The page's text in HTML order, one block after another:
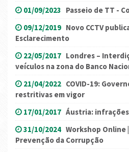
01/09/2023 Passeio de TT -
09/12/2019 Novo CCTV
Esclarecimento
22/05/2017 Londres –
veículos na zona do Banco
21/04/2022 COVID-19:
restritivas em vigor
17/01/2017 Áustria:
31/10/2024 Workshop Online
Prevenção da Corrupção